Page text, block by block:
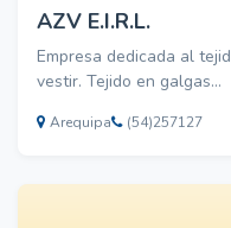
AZV E.I.R.L.
Empresa dedicada al
vestir. Tejido en galgas
en Intarsias. Confección
6,8,10,12,14. Servicio de
Arequipa (54)257127